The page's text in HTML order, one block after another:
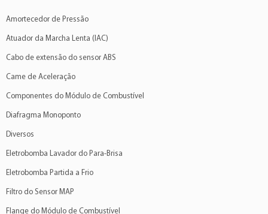
Amortecedor de Pressão
Atuador da Marcha Lenta (IAC)
Cabo de extensão do sensor ABS
Came de Aceleração
Componentes do Módulo de Combustível
Diafragma Monoponto
Diversos
Eletrobomba Lavador do Para-Brisa
Eletrobomba Partida a Frio
Filtro do Sensor MAP
Flange do Módulo de Combustível